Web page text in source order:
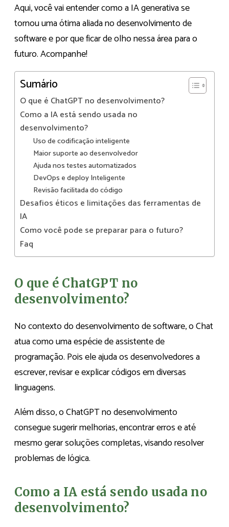
Aqui, você vai entender como a IA generativa se
tornou uma ótima aliada no desenvolvimento de
software e por que ficar de olho nessa área para o
futuro. Acompanhe!
Sumário
O que é ChatGPT no desenvolvimento?
Como a IA está sendo usada no
desenvolvimento?
Uso de codificação inteligente
Maior suporte ao desenvolvedor
Ajuda nos testes automatizados
DevOps e deploy Inteligente
Revisão facilitada do código
Desafios éticos e limitações das ferramentas de
IA
Como você pode se preparar para o futuro?
Faq
O que é ChatGPT no
desenvolvimento?
No contexto do desenvolvimento de software, o Chat
atua como uma espécie de assistente de
programação. Pois ele ajuda os desenvolvedores a
escrever, revisar e explicar códigos em diversas
linguagens.
Além disso, o ChatGPT no desenvolvimento
consegue sugerir melhorias, encontrar erros e até
mesmo gerar soluções completas, visando resolver
problemas de lógica.
Como a IA está sendo usada no
desenvolvimento?